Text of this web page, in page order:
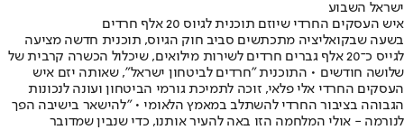
ישראל השבוע
איש העסקים החרדי שיוזם תוכנית לגיוס 20 אלף חרדים
בשעה שבקואליציה מתכתשים סביב חוק הגיוס, תוכנית חדשה מציעה
לגייס כ־20 אלף גברים חרדים לשירות מילואים, שיכלול הכשרה קרבית של
שלושה חודשים • התוכנית "חרדים לביטחון ישראל", שאותה יזם איש
העסקים החרדי אלי פלאי, זוכה לתמיכת גורמי הביטחון ועונה לנכונות
הגבוהה בציבור החרדי להשתלב במאמץ הלאומי • "להישאר בישיבה הפך
לנורמה - אולי המלחמה הזו באה להעיר אותנו, כדי שנבין שמדובר